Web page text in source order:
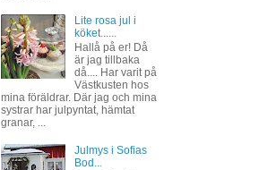
Lite rosa jul i
köket......
Hallå på er! Då
är jag tillbaka
då.... Har varit på
Västkusten hos
mina föräldrar. Där jag och mina
systrar har julpyntat, hämtat
granar, ...
Julmys i Sofias
Bod...